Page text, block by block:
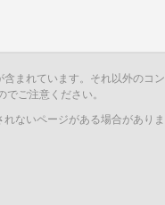
まれています。それ以外のコン
ご注意ください。
ないページがある場合がありま